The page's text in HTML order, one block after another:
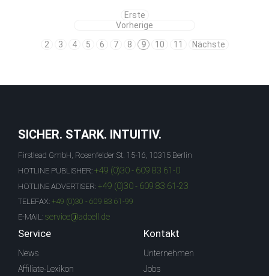
Erste
Vorherige
2
3 4 5 6 7 8 9 10 11 Nächste
SICHER. STARK. INTUITIV.
Firstlead GmbH, Rosenfelder St. 15-16, 10315 Berlin
HOTLINE PUBLISHER: +49 (0)30 - 609 83 61-0
HOTLINE ADVERTISER: +49 (0)30 - 609 83 61-23
TELEFAX: +49 (0)30 - 609 83 61-99
E-MAIL: service@adcell.de
Service
News
Affiliate-Lexikon
Kontakt
Unternehmen
Jobs